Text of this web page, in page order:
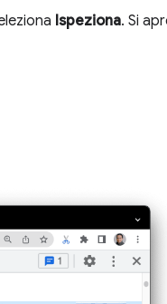
Ispeziona. Si